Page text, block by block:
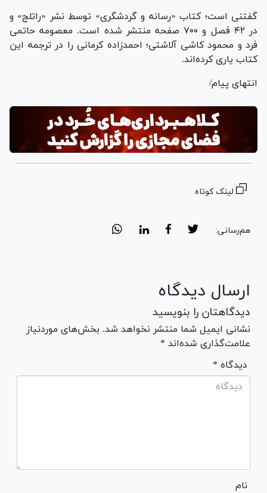
گفتنی است؛ کتاب «رسانه و گردشگری» توسط نشر «راتلج» و
در ۴۲ فصل و ۷۰۰ صفحه منتشر شده است. معصومه حاتمی
فرد و محمود کاشی آلاشتی؛ احمدزاده کرمانی را در ترجمه این
کتاب یاری کرده‌اند.
انتهای پیام/
لینک کوتاه
هم‌رسانی:
ارسال دیدگاه
دیدگاهتان را بنویسید
نشانی ایمیل شما منتشر نخواهد شد. بخش‌های موردنیاز
علامت‌گذاری شده‌اند *
* دیدگاه
نام